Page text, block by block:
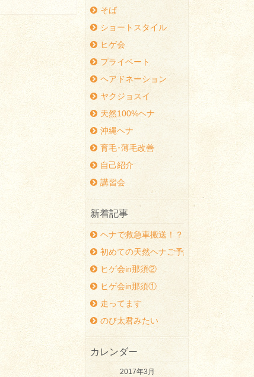
そば
ショートスタイル
ヒゲ会
プライベート
ヘアドネーション
ヤクジョスイ
天然100%ヘナ
沖縄ヘナ
育毛･薄毛改善
自己紹介
講習会
新着記事
ヘナで救急車搬送！？
初めての天然ヘナご予約時の注意点
ヒゲ会in那須②
ヒゲ会in那須①
走ってます
のび太君みたい
カレンダー
2017年3月